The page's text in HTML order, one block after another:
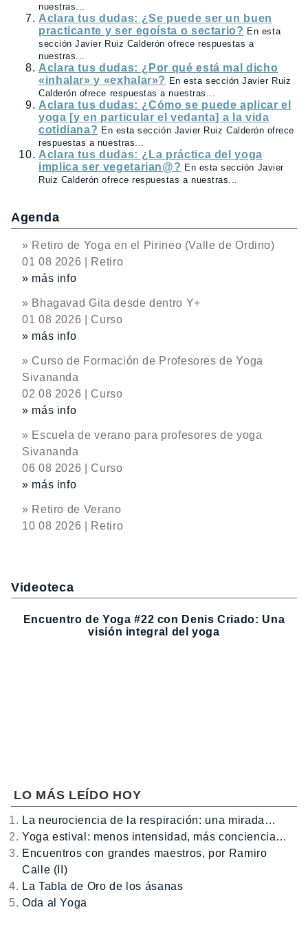
nuestras...
Aclara tus dudas: ¿Se puede ser un buen
practicante y ser egoísta o sectario? En esta
sección Javier Ruiz Calderón ofrece respuestas a
nuestras...
Aclara tus dudas: ¿Por qué está mal dicho
«inhalar» y «exhalar»? En esta sección Javier Ruiz
Calderón ofrece respuestas a nuestras...
Aclara tus dudas: ¿Cómo se puede aplicar el
yoga [y en particular el vedanta] a la vida
cotidiana? En esta sección Javier Ruiz Calderón ofrece
respuestas a nuestras...
Aclara tus dudas: ¿La práctica del yoga
implica ser vegetarian@? En esta sección Javier
Ruiz Calderón ofrece respuestas a nuestras...
Agenda
» Retiro de Yoga en el Pirineo (Valle de Ordino)
01 08 2026 | Retiro
» más info
» Bhagavad Gita desde dentro Y+
01 08 2026 | Curso
» más info
» Curso de Formación de Profesores de Yoga
Sivananda
02 08 2026 | Curso
» más info
» Escuela de verano para profesores de yoga
Sivananda
06 08 2026 | Curso
» más info
» Retiro de Verano
10 08 2026 | Retiro
Videoteca
Encuentro de Yoga #22 con Denis Criado: Una
visión integral del yoga
LO MÁS LEÍDO HOY
La neurociencia de la respiración: una mirada…
Yoga estival: menos intensidad, más conciencia…
Encuentros con grandes maestros, por Ramiro
Calle (II)
La Tabla de Oro de los ásanas
Oda al Yoga